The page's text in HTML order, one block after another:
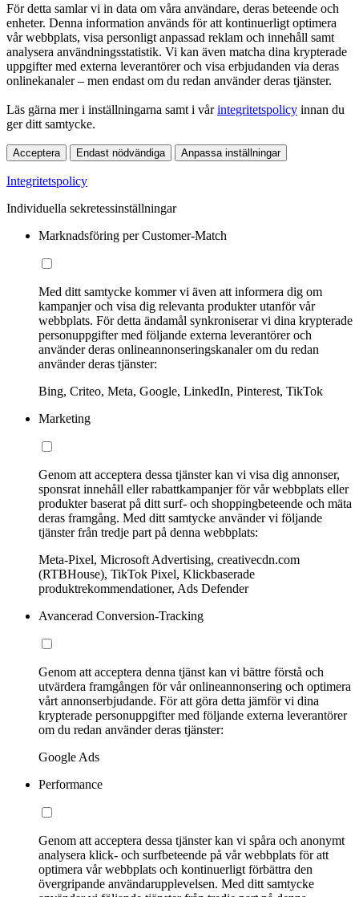
För detta samlar vi in data om våra användare, deras beteende och
enheter. Denna information används för att kontinuerligt optimera
vår webbplats, visa personligt anpassad reklam och innehåll samt
analysera användningsstatistik. Vi kan även matcha dina krypterade
uppgifter med externa leverantörer och visa erbjudanden via deras
onlinekanaler – men endast om du redan använder deras tjänster.
Läs gärna mer i inställningarna samt i vårintegritetspolicy innan du
ger ditt samtycke.
Acceptera Endast nödvändiga Anpassa inställningar
Integritetspolicy
Individuella sekretessinställningar
Marknadsföring per Customer-Match
Med ditt samtycke kommer vi även att informera dig om
kampanjer och visa dig relevanta produkter utanför vår
webbplats. För detta ändamål synkroniserar vi dina krypterade
personuppgifter med följande externa leverantörer och
använder deras onlineannonseringskanaler om du redan
använder deras tjänster:
Bing, Criteo, Meta, Google, LinkedIn, Pinterest, TikTok
Marketing
Genom att acceptera dessa tjänster kan vi visa dig annonser,
sponsrat innehåll eller rabattkampanjer för vår webbplats eller
produkter baserat på ditt surf- och shoppingbeteende och mäta
deras framgång. Med ditt samtycke använder vi följande
tjänster från tredje part på denna webbplats:
Meta-Pixel, Microsoft Advertising, creativecdn.com
(RTBHouse), TikTok Pixel, Klickbaserade
produktrekommendationer, Ads Defender
Avancerad Conversion-Tracking
Genom att acceptera denna tjänst kan vi bättre förstå och
utvärdera framgången för vår onlineannonsering och optimera
vårt annonserbjudande. För att göra detta jämför vi dina
krypterade personuppgifter med följande externa leverantörer
om du redan använder deras tjänster:
Google Ads
Performance
Genom att acceptera dessa tjänster kan vi spåra och anonymt
analysera klick- och surfbeteende på vår webbplats för att
optimera vår webbplats och kontinuerligt förbättra den
övergripande användarupplevelsen. Med ditt samtycke